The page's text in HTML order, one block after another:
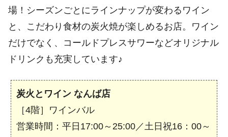
場！シーズンごとにラインナップが変わるワイン
と、こだわり食材の炭火焼が楽しめるお店。ワイン
だけでなく、コールドプレスサワーなどオリジナル
ドリンクも充実しています♪
炭火とワイン なんば店
［4階］ワインバル
営業時間：平日17:00～25:00／土日祝16：00～